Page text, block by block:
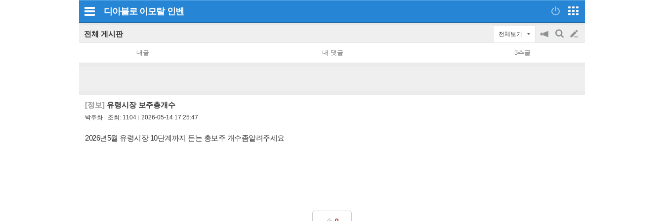
디아블로 이모탈 인벤
전체 게시판 전체보기
공
on/off
검
글
쓰
내글 내 댓글 3추글
[정보] 유령시장 보주총개수
박주화 조회: 1104 2026-05-14 17:25:47
2026년5월 유령시장 10단계까지 든는 총보주 개수좀알려주세요